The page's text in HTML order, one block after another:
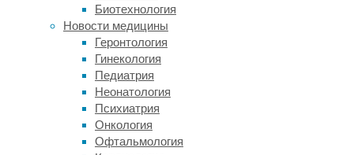
Биотехнология
Новости медицины
Геронтология
Гинекология
Педиатрия
Неонатология
Психиатрия
Онкология
Офтальмология
вне
лабораторной
практики,
пишут
ученые
Current
Biology.